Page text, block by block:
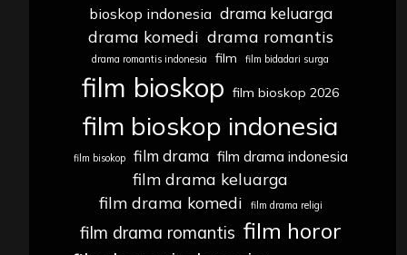
bioskop indonesia drama keluarga
drama komedi drama romantis
drama romantis indonesia film film bidadari surga
film bioskop film bioskop 2026
film bioskop indonesia
film bisokop film drama film drama indonesia
film drama keluarga
film drama komedi
film drama religi
film drama romantis film horor